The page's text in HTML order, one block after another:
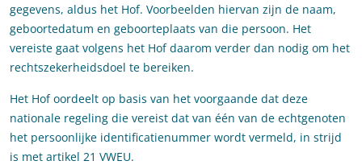
gegevens, aldus het Hof. Voorbeelden hiervan zijn de naam,
geboortedatum en geboorteplaats van die persoon. Het
vereiste gaat volgens het Hof daarom verder dan nodig om het
rechtszekerheidsdoel te bereiken.
Het Hof oordeelt op basis van het voorgaande dat deze
nationale regeling die vereist dat van één van de echtgenoten
het persoonlijke identificatienummer wordt vermeld, in strijd
is met artikel 21 VWEU.